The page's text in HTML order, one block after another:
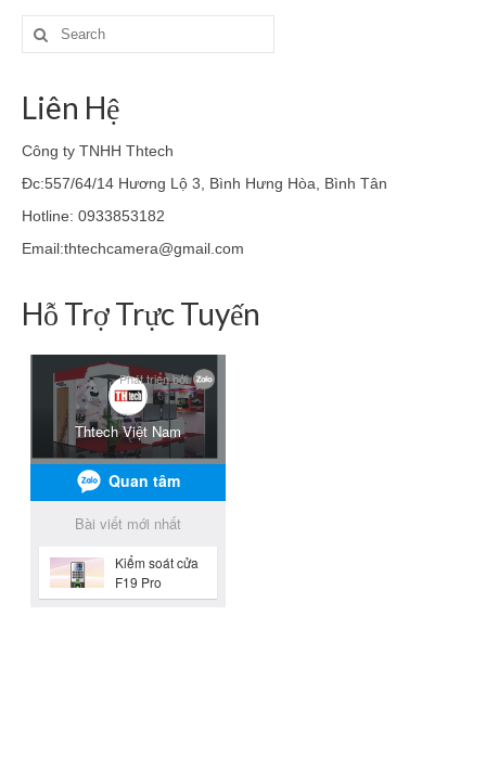
Search
for:
Liên Hệ
Công ty TNHH Thtech
Đc:557/64/14 Hương Lộ 3, Bình Hưng Hòa, Bình Tân
Hotline: 0933853182
Email:thtechcamera@gmail.com
Hỗ Trợ Trực Tuyến